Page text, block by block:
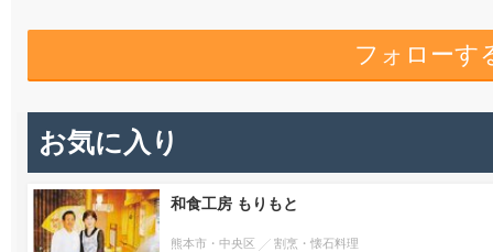
フォローす
お気に入り
和食工房 もりもと
熊本市・中央区 割烹・懐石料理